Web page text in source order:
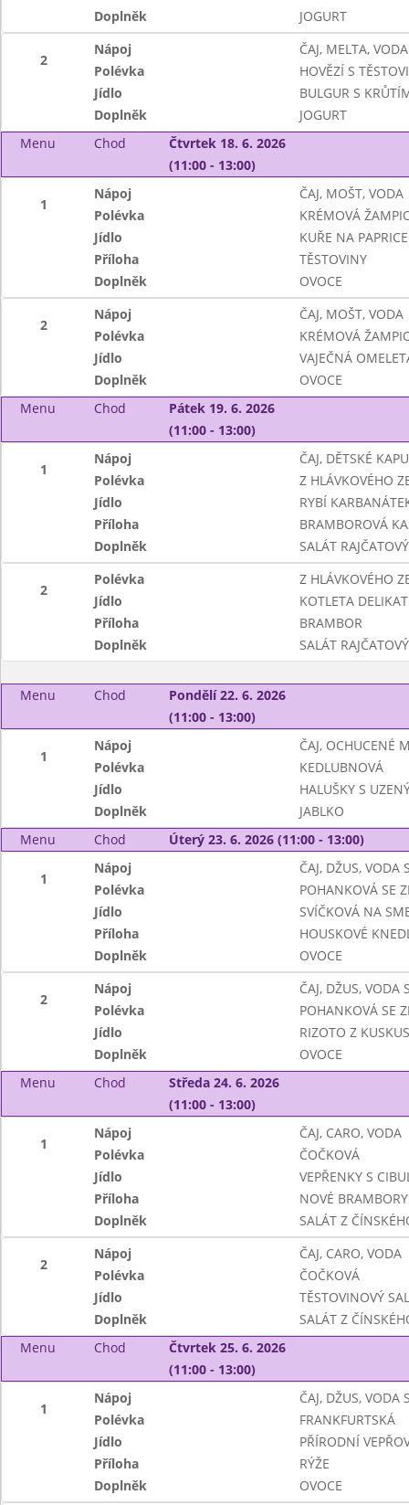
Doplněk
JOGURT
2
Nápoj
ČAJ, MELTA,
Polévka
HOVĚZÍ S
Jídlo
BULGUR S
Doplněk
JOGURT
Menu
Chod
Čtvrtek 18. 6. 2026
(11:00 - 13:00)
1
Nápoj
ČAJ, MOŠT, VODA
Polévka
KRÉMOVÁ
Jídlo
KUŘE NA PAPRICE
Příloha
TĚSTOVINY
Doplněk
OVOCE
2
Nápoj
ČAJ, MOŠT, VODA
Polévka
KRÉMOVÁ
Jídlo
VAJEČNÁ
Doplněk
OVOCE
Menu
Chod
Pátek 19. 6. 2026
(11:00 - 13:00)
1
Nápoj
ČAJ, DĚTSKÉ
Polévka
Z HLÁVKOVÉHO
Jídlo
RYBÍ
Příloha
BRAMBOROVÁ
Doplněk
SALÁT
2
Polévka
Z HLÁVKOVÉHO
Jídlo
KOTLETA
Příloha
BRAMBOR
Doplněk
SALÁT
Menu Chod
Pondělí 22. 6. 2026
(11:00 - 13:00)
1
Nápoj
ČAJ, OCHUCENÉ
Polévka
KEDLUBNOVÁ
Jídlo
HALUŠKY S
Doplněk
JABLKO
Menu
Chod Úterý 23. 6. 2026 (11:00 - 13:00)
1
Nápoj
ČAJ, DŽUS, VODA
Polévka
POHANKOVÁ SE
Jídlo
SVÍČKOVÁ NA
Příloha
HOUSKOVÉ
Doplněk
OVOCE
2
Nápoj
ČAJ, DŽUS, VODA
Polévka
POHANKOVÁ SE
Jídlo
RIZOTO Z
Doplněk
OVOCE
Menu
Chod
Středa 24. 6. 2026
(11:00 - 13:00)
1
Nápoj
ČAJ, CARO, VODA
Polévka
ČOČKOVÁ
Jídlo
VEPŘENKY S
Příloha
NOVÉ BRAMBORY
Doplněk
SALÁT Z
2
Nápoj
ČAJ, CARO, VODA
Polévka
ČOČKOVÁ
Jídlo
TĚSTOVINOVÝ
Doplněk
SALÁT Z
Menu
Chod
Čtvrtek 25. 6. 2026
(11:00 - 13:00)
1
Nápoj
ČAJ, DŽUS, VODA
Polévka
FRANKFURTSKÁ
Jídlo
PŘÍRODNÍ
Příloha
RÝŽE
Doplněk
OVOCE